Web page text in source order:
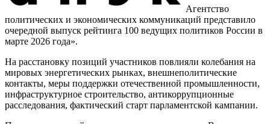
Агентство
политических и экономических коммуникаций представило
очередной выпуск рейтинга 100 ведущих политиков России в
марте 2026 года».
На расстановку позиций участников повлияли колебания на
мировых энергетических рынках, внешнеполитические
контакты, меры поддержки отечественной промышленности,
инфраструктурное строительство, антикоррупционные
расследования, фактический старт парламентской кампании.